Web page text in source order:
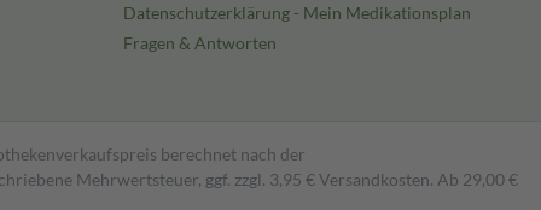
Datenschutzerklärung - Mein Medikationsplan
Fragen & Antworten
berechnet nach der
Mehrwertsteuer, ggf. zzgl. 3,95 € Versandkosten. Ab 29,00 €